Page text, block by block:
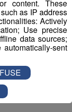
content. These
as IP address
Actively
Use precise
data sources;
sent